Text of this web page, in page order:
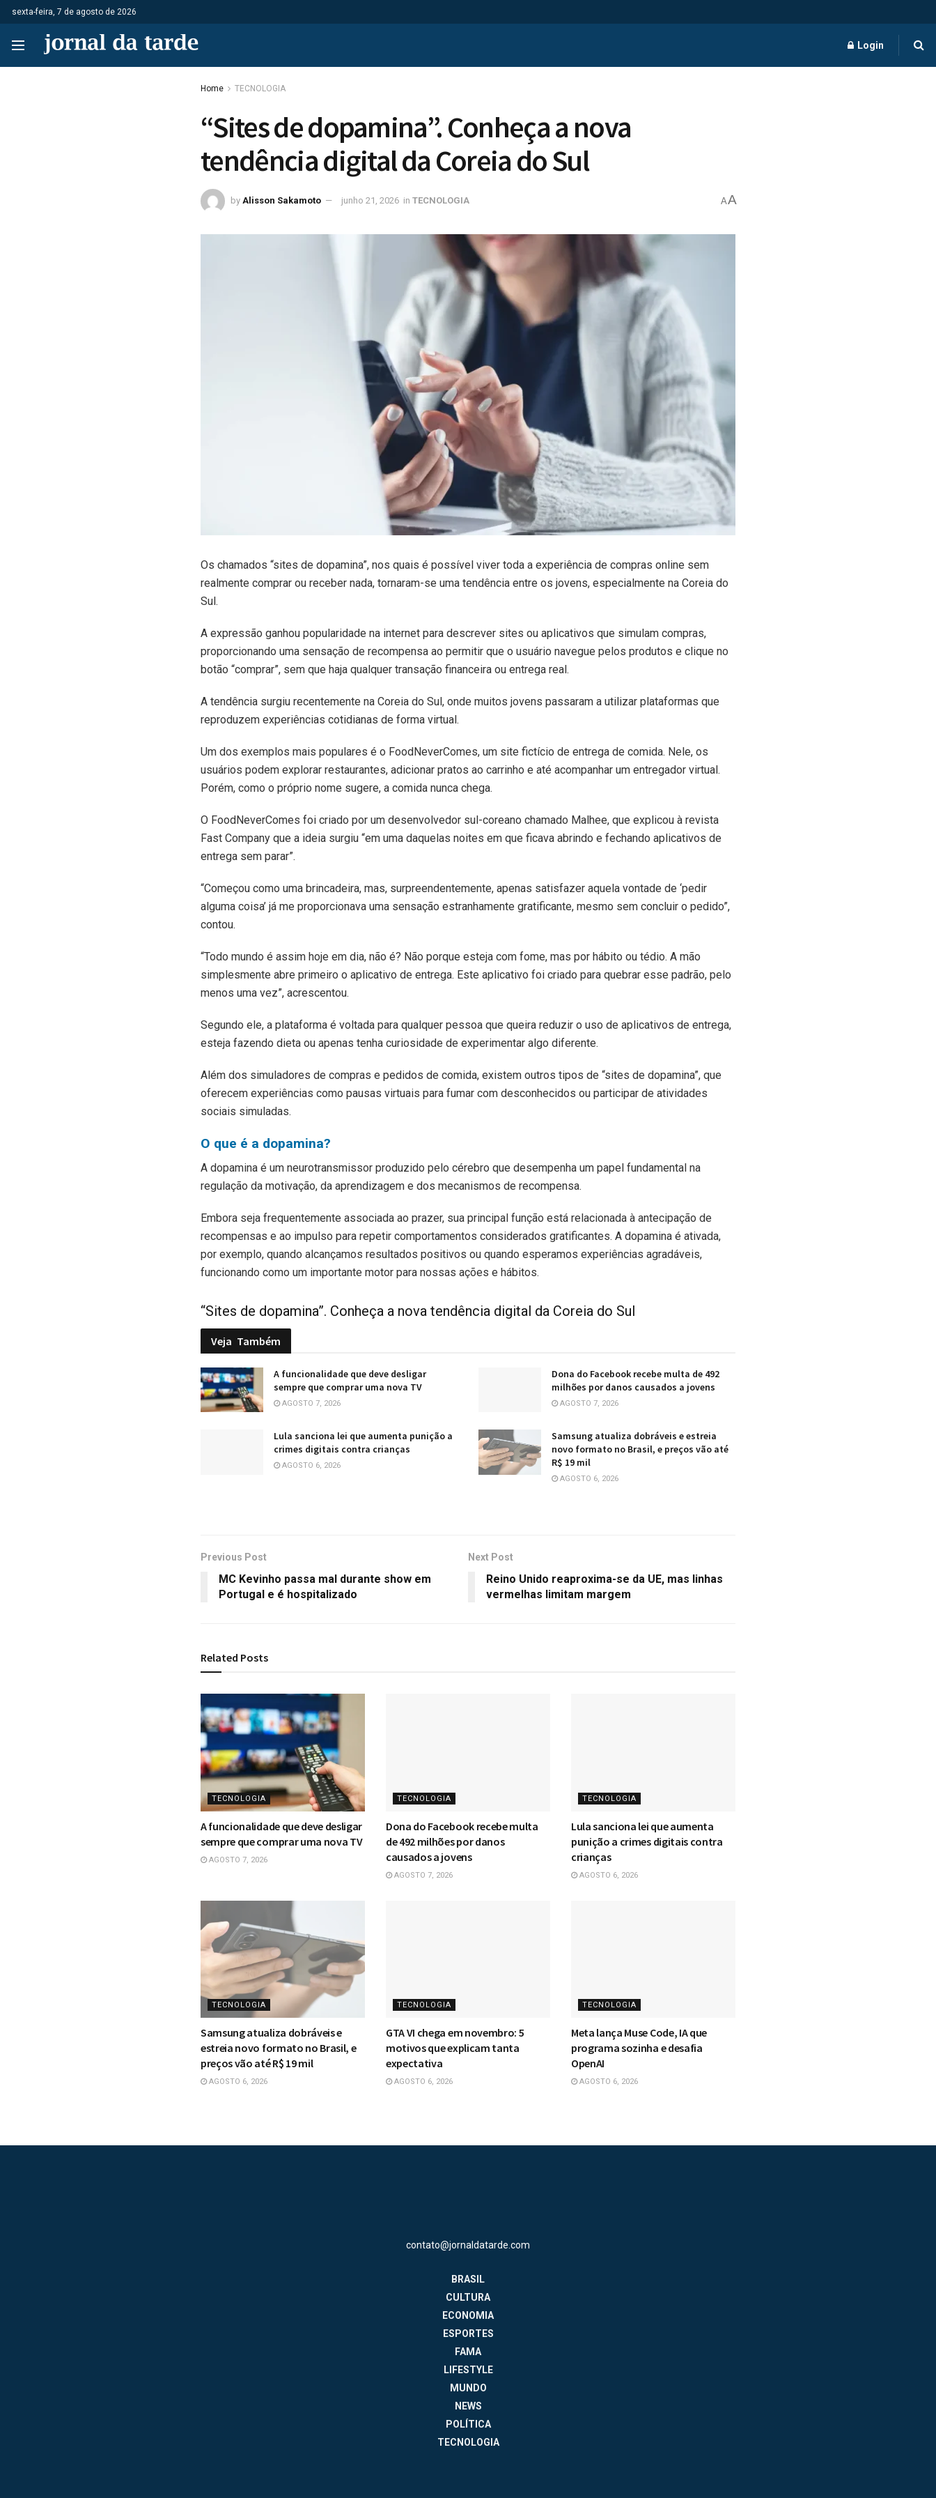
sexta-feira, 7 de agosto de 2026
Login
Home TECNOLOGIA
“Sites de dopamina”. Conheça a nova
tendência digital da Coreia do Sul
by Alisson Sakamoto junho 21, 2026 in TECNOLOGIA AA
Os chamados “sites de dopamina”, nos quais é possível viver toda a experiência de compras online sem
realmente comprar ou receber nada, tornaram-se uma tendência entre os jovens, especialmente na Coreia do
Sul.
A expressão ganhou popularidade na internet para descrever sites ou aplicativos que simulam compras,
proporcionando uma sensação de recompensa ao permitir que o usuário navegue pelos produtos e clique no
botão “comprar”, sem que haja qualquer transação financeira ou entrega real.
A tendência surgiu recentemente na Coreia do Sul, onde muitos jovens passaram a utilizar plataformas que
reproduzem experiências cotidianas de forma virtual.
Um dos exemplos mais populares é o FoodNeverComes, um site fictício de entrega de comida. Nele, os
usuários podem explorar restaurantes, adicionar pratos ao carrinho e até acompanhar um entregador virtual.
Porém, como o próprio nome sugere, a comida nunca chega.
O FoodNeverComes foi criado por um desenvolvedor sul-coreano chamado Malhee, que explicou à revista
Fast Company que a ideia surgiu “em uma daquelas noites em que ficava abrindo e fechando aplicativos de
entrega sem parar”.
“Começou como uma brincadeira, mas, surpreendentemente, apenas satisfazer aquela vontade de ‘pedir
alguma coisa’ já me proporcionava uma sensação estranhamente gratificante, mesmo sem concluir o pedido”,
contou.
“Todo mundo é assim hoje em dia, não é? Não porque esteja com fome, mas por hábito ou tédio. A mão
simplesmente abre primeiro o aplicativo de entrega. Este aplicativo foi criado para quebrar esse padrão, pelo
menos uma vez”, acrescentou.
Segundo ele, a plataforma é voltada para qualquer pessoa que queira reduzir o uso de aplicativos de entrega,
esteja fazendo dieta ou apenas tenha curiosidade de experimentar algo diferente.
Além dos simuladores de compras e pedidos de comida, existem outros tipos de “sites de dopamina”, que
oferecem experiências como pausas virtuais para fumar com desconhecidos ou participar de atividades
sociais simuladas.
O que é a dopamina?
A dopamina é um neurotransmissor produzido pelo cérebro que desempenha um papel fundamental na
regulação da motivação, da aprendizagem e dos mecanismos de recompensa.
Embora seja frequentemente associada ao prazer, sua principal função está relacionada à antecipação de
recompensas e ao impulso para repetir comportamentos considerados gratificantes. A dopamina é ativada,
por exemplo, quando alcançamos resultados positivos ou quando esperamos experiências agradáveis,
funcionando como um importante motor para nossas ações e hábitos.
“Sites de dopamina”. Conheça a nova tendência digital da Coreia do Sul
Veja Também
A funcionalidade que deve desligar
sempre que comprar uma nova TV
AGOSTO 7, 2026
Dona do Facebook recebe multa de 492
milhões por danos causados a jovens
AGOSTO 7, 2026
Lula sanciona lei que aumenta punição a
crimes digitais contra crianças
AGOSTO 6, 2026
Samsung atualiza dobráveis e estreia
novo formato no Brasil, e preços vão até
R$ 19 mil
AGOSTO 6, 2026
Previous Post
MC Kevinho passa mal durante show em
Portugal e é hospitalizado
Next Post
Reino Unido reaproxima-se da UE, mas linhas
vermelhas limitam margem
Related Posts
TECNOLOGIA
A funcionalidade que deve desligar
sempre que comprar uma nova TV
AGOSTO 7, 2026
TECNOLOGIA
Dona do Facebook recebe multa
de 492 milhões por danos
causados a jovens
AGOSTO 7, 2026
TECNOLOGIA
Lula sanciona lei que aumenta
punição a crimes digitais contra
crianças
AGOSTO 6, 2026
TECNOLOGIA
Samsung atualiza dobráveis e
estreia novo formato no Brasil, e
preços vão até R$ 19 mil
AGOSTO 6, 2026
TECNOLOGIA
GTA VI chega em novembro: 5
motivos que explicam tanta
expectativa
AGOSTO 6, 2026
TECNOLOGIA
Meta lança Muse Code, IA que
programa sozinha e desafia
OpenAI
AGOSTO 6, 2026
contato@jornaldatarde.com
BRASIL
CULTURA
ECONOMIA
ESPORTES
FAMA
LIFESTYLE
MUNDO
NEWS
POLÍTICA
TECNOLOGIA